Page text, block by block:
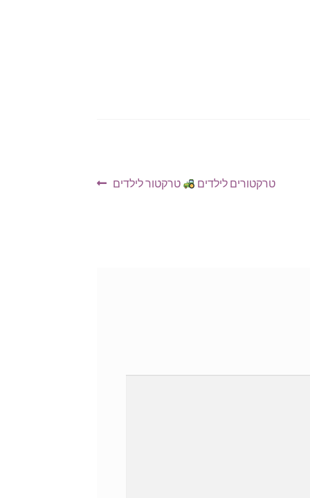
הפוסט
טרקטורים לילדים טרקטור לילדים